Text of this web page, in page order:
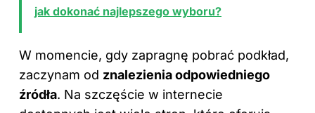
jak dokonać najlepszego wyboru?
W momencie, gdy zapragnę pobrać podkład,
zaczynam od znalezienia odpowiedniego
źródła. Na szczęście w internecie